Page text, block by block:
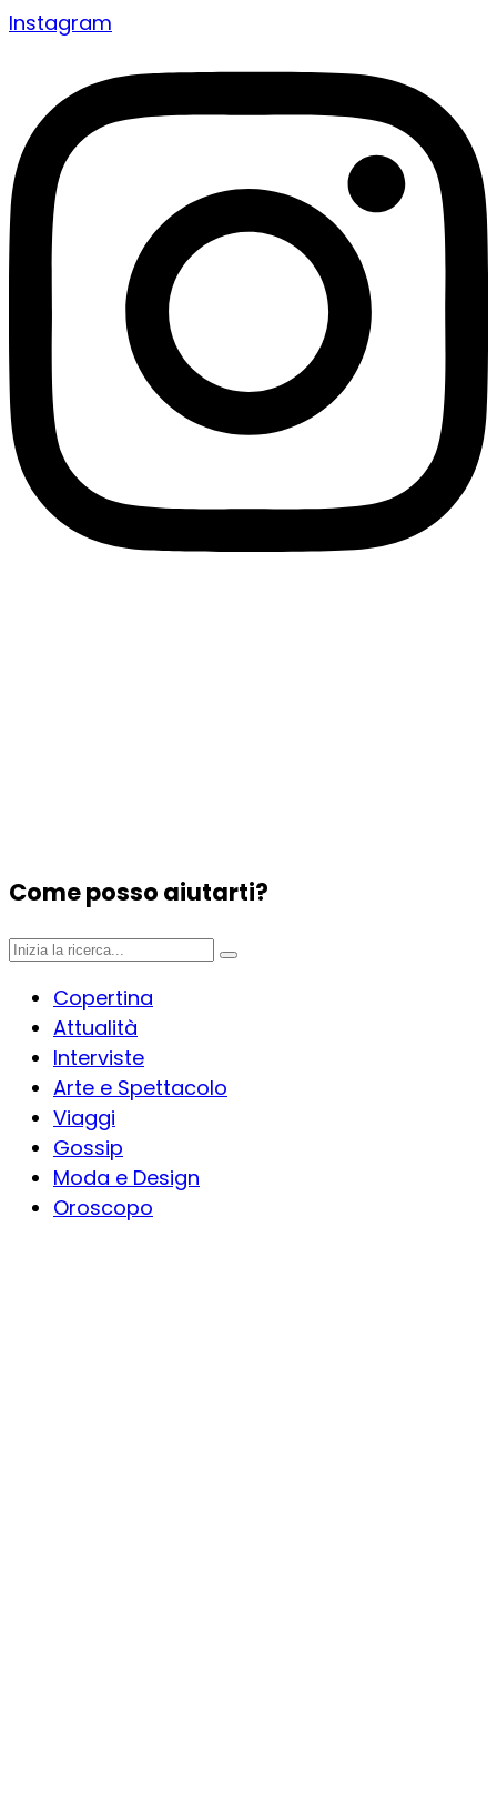
Instagram
Come posso aiutarti?
Copertina
Attualità
Interviste
Arte e Spettacolo
Viaggi
Gossip
Moda e Design
Oroscopo